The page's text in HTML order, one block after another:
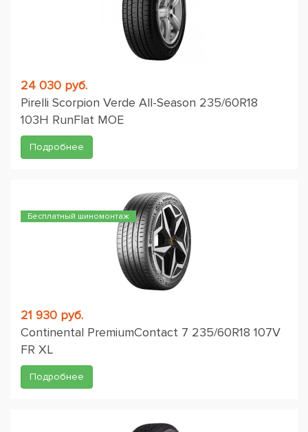
24 030 руб.
Pirelli Scorpion Verde All-Season 235/60R18
103H RunFlat MOE
Подробнее
Бесплатный шиномонтаж
21 930 руб.
Continental PremiumContact 7 235/60R18 107V
FR XL
Подробнее